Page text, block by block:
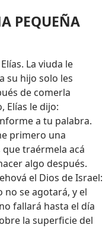
PEQUEÑA
La viuda le
su hijo solo les
de comerla
Elías le dijo:
a tu palabra.
primero una
traérmela acá
algo después.
el Dios de Israel:
no se agotará, y el
fallará hasta el día
la superficie del